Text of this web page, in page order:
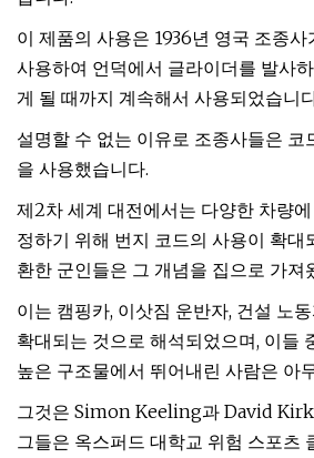
이 제품의 사용은 1936년 영국 조종
사용하여 언덕에서 글라이더를 발사
게 될 때까지 계속해서 사용되었습니
설명할 수 없는 이유로 조종사들은
을 사용했습니다.
제2차 세계 대전에서는 다양한 차량
정하기 위해 번지 코드의 사용이 확대
환한 군인들은 그 개념을 집으로 가져
이는 캠핑카, 이삿짐 운반자, 건설 노
확대되는 것으로 해석되었으며, 이들
높은 구조물에서 뛰어내린 사람은 아
그것은 Simon Keeling과 David
그들은 옥스퍼드 대학교 위험 스포츠